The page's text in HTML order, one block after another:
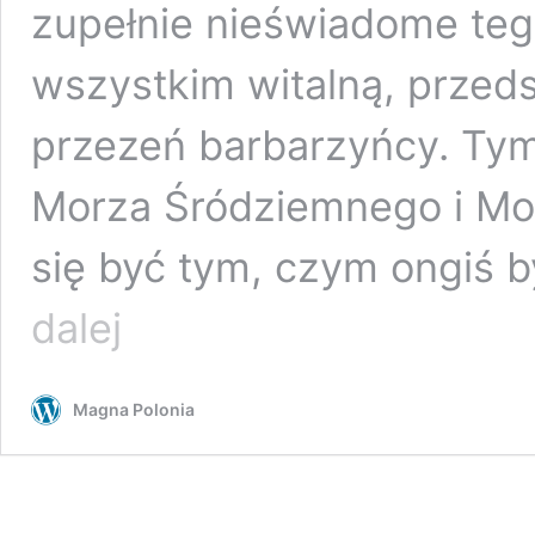
zupełnie nieświadome
wszystkim witalną,
przezeń barbarzyńcy.
Morza Śródziemnego i
się być tym, czym ongiś
dalej
tej
Magna Polonia